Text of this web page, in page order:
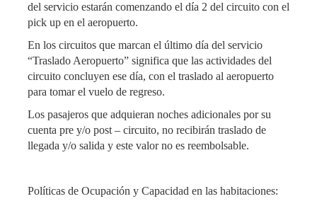
del servicio estarán comenzando el día 2 del circuito con el
pick up en el aeropuerto.
En los circuitos que marcan el último día del servicio
“Traslado Aeropuerto” significa que las actividades del
circuito concluyen ese día, con el traslado al aeropuerto
para tomar el vuelo de regreso.
Los pasajeros que adquieran noches adicionales por su
cuenta pre y/o post – circuito, no recibirán traslado de
llegada y/o salida y este valor no es reembolsable.
Políticas de Ocupación y Capacidad en las habitaciones: